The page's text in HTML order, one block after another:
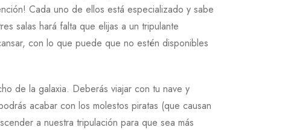
Cada uno de ellos está especializado y sabe
salas hará falta que elijas a un tripulante
con lo que puede que no estén disponibles
de la galaxia. Deberás viajar con tu nave y
acabar con los molestos piratas (que causan
a nuestra tripulación para que sea más